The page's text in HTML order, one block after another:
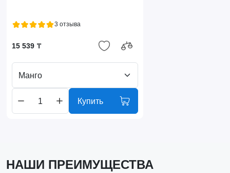
3 отзыва
15 539 ₸
Манго
Купить
НАШИ ПРЕИМУЩЕСТВА